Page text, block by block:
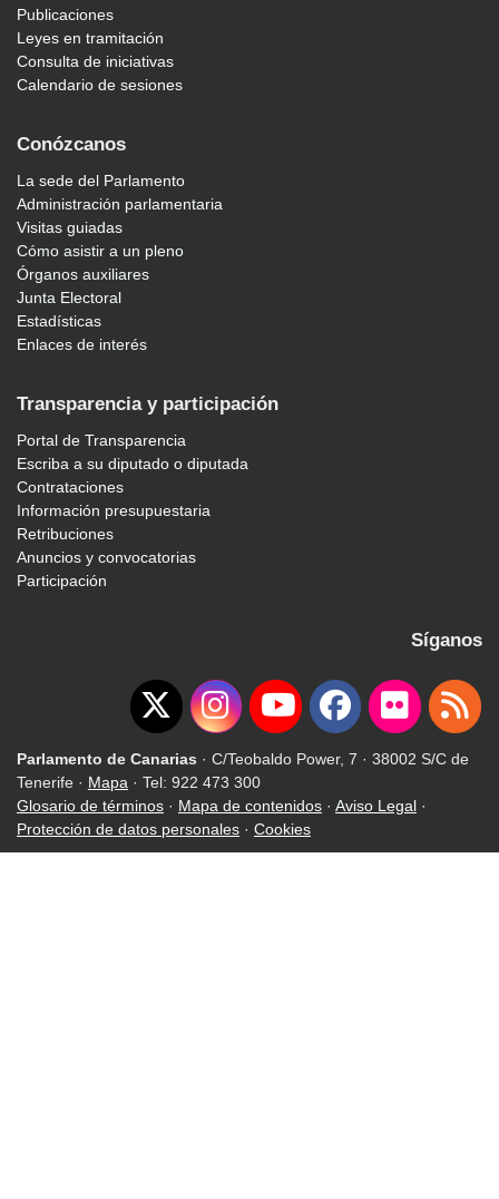
Publicaciones
Leyes en tramitación
Consulta de iniciativas
Calendario de sesiones
Conózcanos
La sede del Parlamento
Administración parlamentaria
Visitas guiadas
Cómo asistir a un pleno
Órganos auxiliares
Junta Electoral
Estadísticas
Enlaces de interés
Transparencia y participación
Portal de Transparencia
Escriba a su diputado o diputada
Contrataciones
Información presupuestaria
Retribuciones
Anuncios y convocatorias
Participación
Síganos
Parlamento de Canarias · C/Teobaldo Power, 7 · 38002 S/C de
Tenerife · Mapa · Tel: 922 473 300
Glosario de términos · Mapa de contenidos · Aviso Legal ·
Protección de datos personales · Cookies